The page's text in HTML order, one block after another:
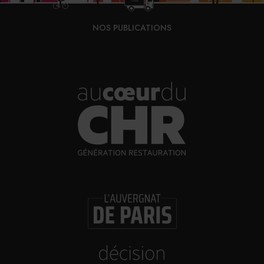
Vins fins : la Chine affiche ses ambitions
30/07/2026
Incendies : l’aide d’urgence rehaussée à 8 000 €
pour les indépendants, l’autoroute A63 réouverte
Les Bold Woman Dinners de Veuve Clicquot de
retour
30/07/2026
NOS PUBLICATIONS